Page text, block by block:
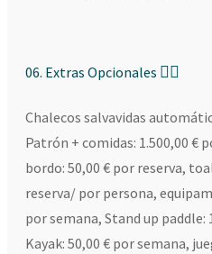
06. Extras Opcionales
Chalecos salvavidas
Patrón + comidas: 1.500,00 €
bordo: 50,00 € por reserva,
reserva/ por persona,
por semana, Stand up paddle:
Kayak: 50,00 € por semana,